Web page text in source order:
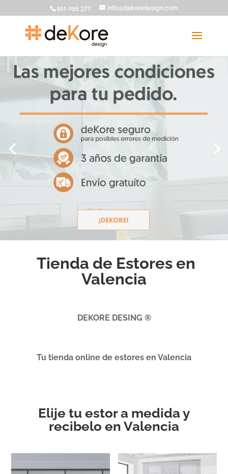
911 095 377 info@dekoredesign.com
Tienda de Estores en
Valencia
DEKORE DESING ®
Tu tienda online de estores en Valencia
Elije tu estor a medida y
recibelo en Valencia